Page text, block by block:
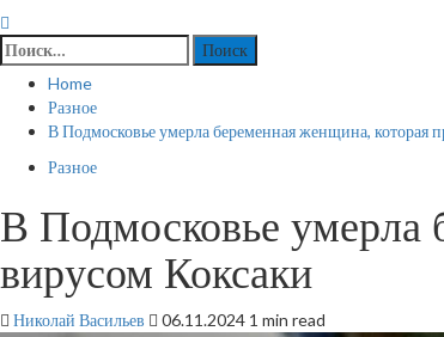
Найти:
Home
Разное
В Подмосковье умерла беременная женщина, которая
Разное
В Подмосковье умерла
вирусом Коксаки
Николай Васильев 06.11.2024 1 min read